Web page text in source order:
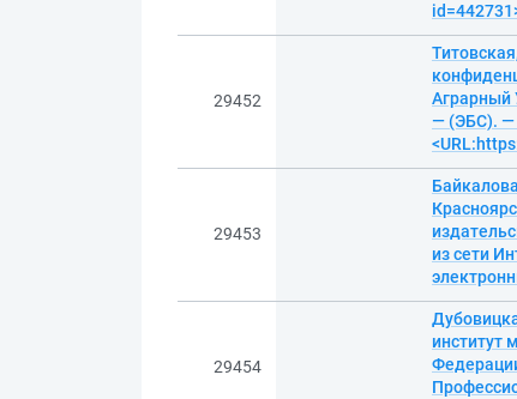
29452
Аграрный
— (ЭБС). —
29453
из сети
29454
институт